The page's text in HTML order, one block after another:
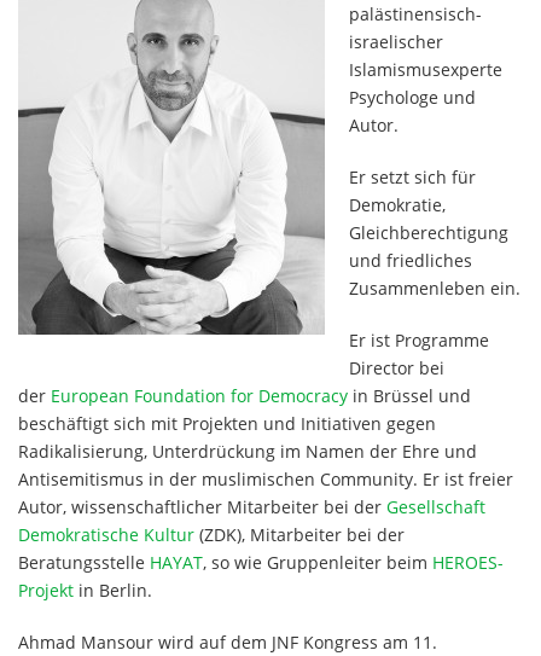
palästinensisch-
israelischer
Islamismusexperte
Psychologe und
Autor.
Er setzt sich für
Demokratie,
Gleichberechtigung
und friedliches
Zusammenleben ein.
Er ist Programme
Director bei
der European Foundation for Democracy in Brüssel und
beschäftigt sich mit Projekten und Initiativen gegen
Radikalisierung, Unterdrückung im Namen der Ehre und
Antisemitismus in der muslimischen Community. Er ist freier
Autor, wissenschaftlicher Mitarbeiter bei der Gesellschaft
Demokratische Kultur (ZDK), Mitarbeiter bei der
Beratungsstelle HAYAT, so wie Gruppenleiter beim HEROES-
Projekt in Berlin.
Ahmad Mansour wird auf dem JNF Kongress am 11.